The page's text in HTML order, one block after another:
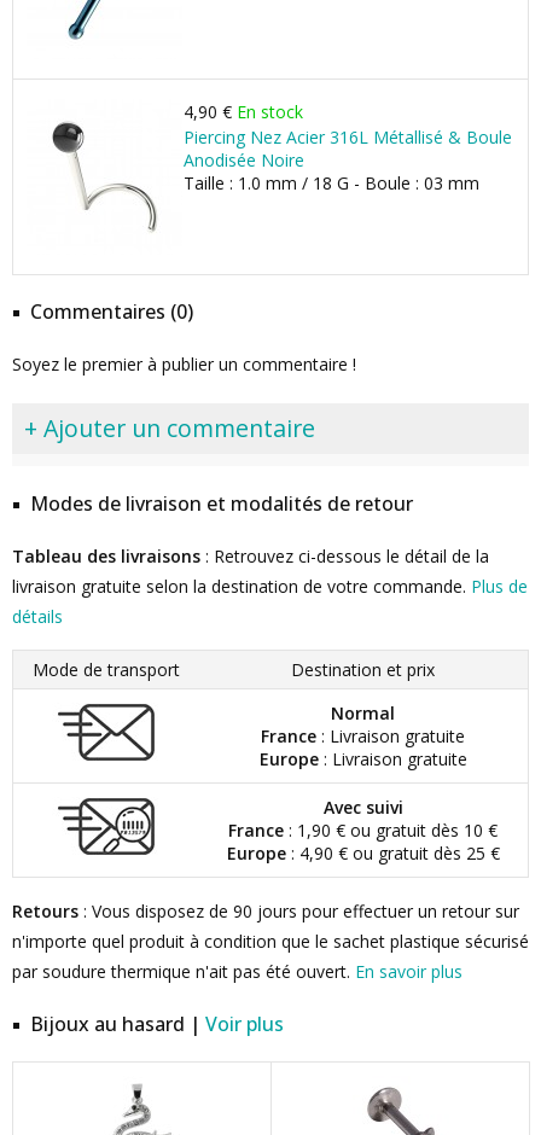
4,90 € En stock
Piercing Nez Acier 316L Métallisé & Boule
Anodisée Noire
Taille : 1.0 mm / 18 G - Boule : 03 mm
Commentaires (0)
Soyez le premier à publier un commentaire !
+ Ajouter un commentaire
Modes de livraison et modalités de retour
Tableau des livraisons : Retrouvez ci-dessous le détail de la
livraison gratuite selon la destination de votre commande. Plus de
détails
Mode de transport
Destination et prix
Normal
France : Livraison gratuite
Europe: Livraison gratuite
Avec suivi
France : 1,90 € ou gratuit dès 10 €
Europe: 4,90 € ou gratuit dès 25 €
Retours : Vous disposez de 90 jours pour effectuer un retour sur
n'importe quel produit à condition que le sachet plastique sécurisé
par soudure thermique n'ait pas été ouvert. En savoir plus
Bijoux au hasard | Voir plus